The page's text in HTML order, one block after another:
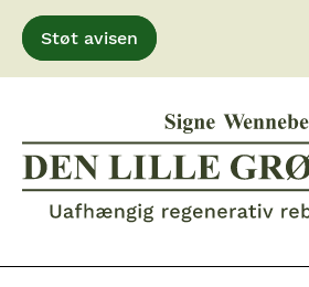
Gå
til
indhold
Støt avisen